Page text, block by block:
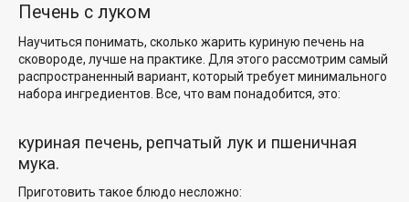
Печень с луком
Научиться понимать, сколько жарить куриную печень на
сковороде, лучше на практике. Для этого рассмотрим самый
распространенный вариант, который требует минимального
набора ингредиентов. Все, что вам понадобится, это:
куриная печень, репчатый лук и пшеничная
мука.
Приготовить такое блюдо несложно: